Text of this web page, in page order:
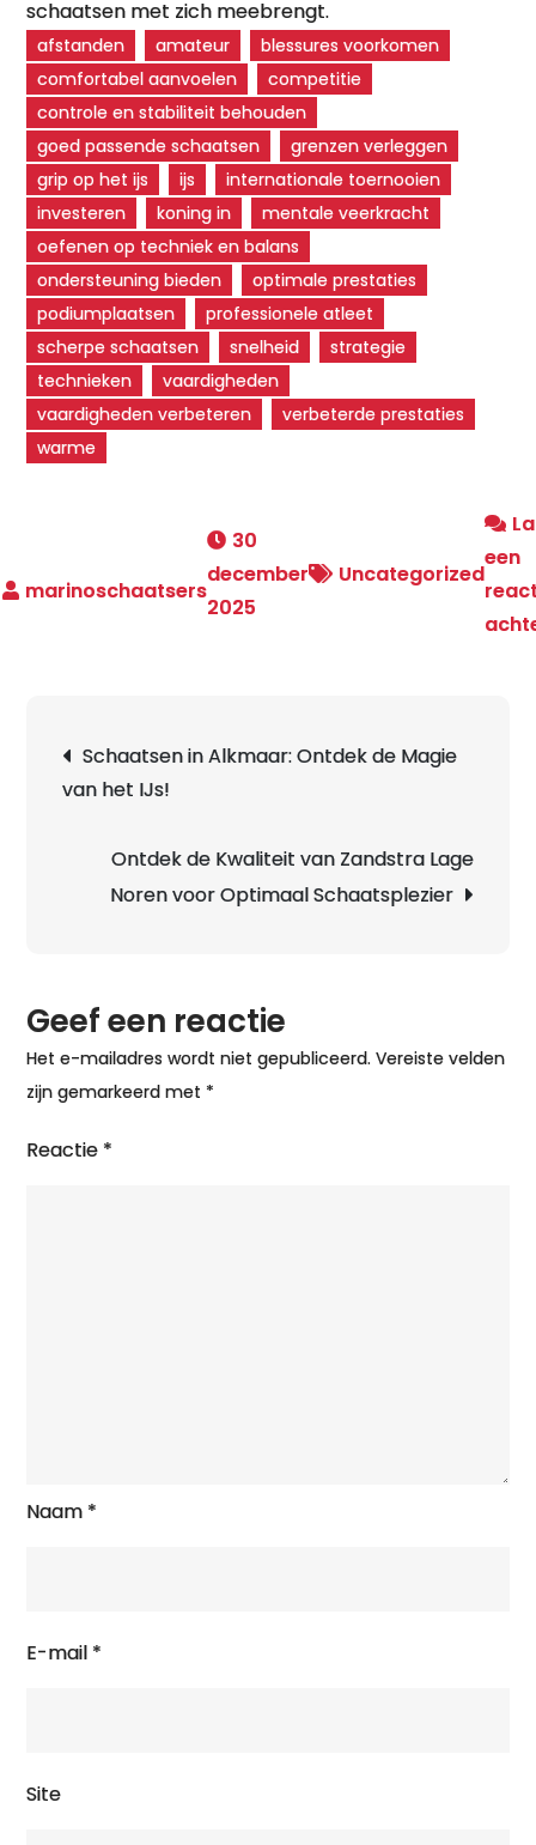
schaatsen met zich meebrengt.
afstanden amateur
blessures voorkomen
comfortabel aanvoelen
competitie
controle en stabiliteit behouden
goed passende schaatsen
grenzen verleggen
grip op het ijs
ijs
internationale toernooien
investeren
koning in
mentale veerkracht
oefenen op techniek en balans
ondersteuning bieden
optimale prestaties
podiumplaatsen
professionele atleet
scherpe schaatsen
snelheid
strategie
technieken
vaardigheden
vaardigheden verbeteren
verbeterde prestaties
warme
30
december
2025
Uncategorized
een
Schaatsen in Alkmaar: Ontdek de Magie
van het IJs!
Ontdek de Kwaliteit van Zandstra Lage
Noren voor Optimaal Schaatsplezier
Geef een reactie
Het e-mailadres wordt niet gepubliceerd. Vereiste velden
zijn gemarkeerd met *
Reactie *
Naam *
E-mail *
Site